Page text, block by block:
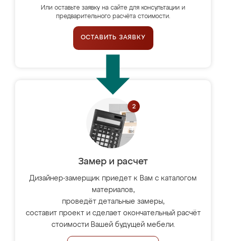
Или оставьте заявку на сайте для консультации и
предварительного расчёта стоимости.
ОСТАВИТЬ ЗАЯВКУ
Замер и расчет
Дизайнер-замерщик приедет к Вам с каталогом
материалов,
проведёт детальные замеры,
составит проект и сделает окончательный расчёт
стоимости Вашей будущей мебели.